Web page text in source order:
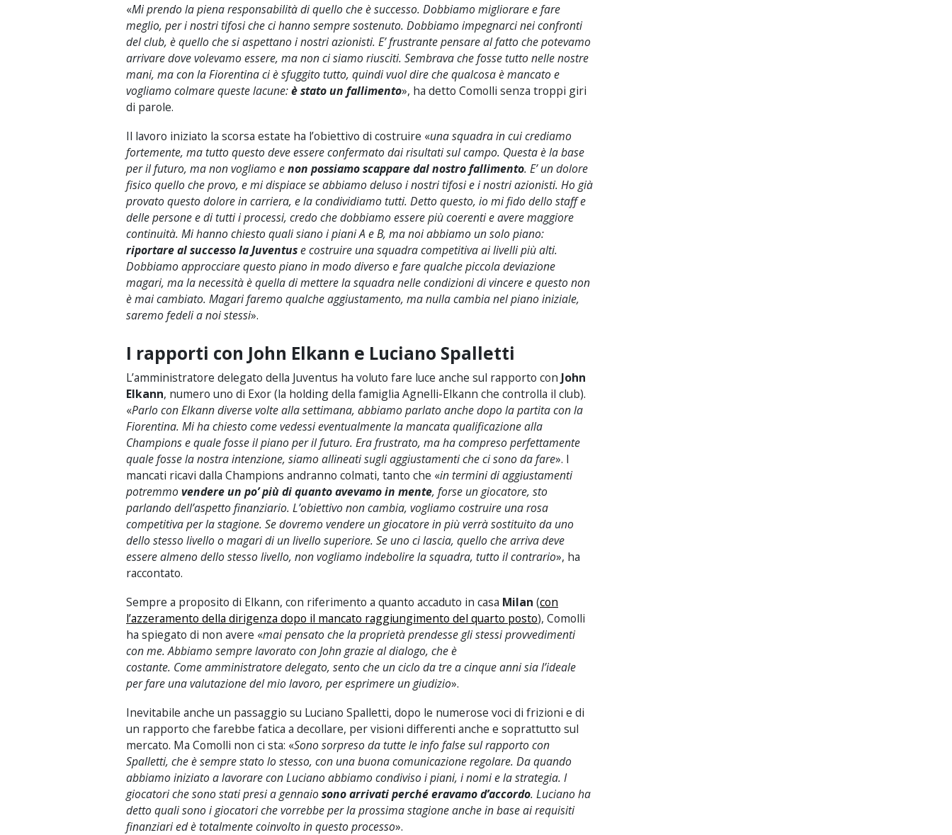
«Mi prendo la piena responsabilità di quello che è successo. Dobbiamo migliorare e fare
meglio, per i nostri tifosi che ci hanno sempre sostenuto. Dobbiamo impegnarci nei confronti
del club, è quello che si aspettano i nostri azionisti. E’ frustrante pensare al fatto che potevamo
arrivare dove volevamo essere, ma non ci siamo riusciti. Sembrava che fosse tutto nelle nostre
mani, ma con la Fiorentina ci è sfuggito tutto, quindi vuol dire che qualcosa è mancato e
vogliamo colmare queste lacune:è stato un fallimento», ha detto Comolli senza troppi giri
di parole.
Il lavoro iniziato la scorsa estate ha l’obiettivo di costruire «una squadra in cui crediamo
fortemente, ma tutto questo deve essere confermato dai risultati sul campo. Questa è la base
per il futuro, ma non vogliamo enon possiamo scappare dal nostro fallimento. E’ un dolore
fisico quello che provo, e mi dispiace se abbiamo deluso i nostri tifosi e i nostri azionisti. Ho già
provato questo dolore in carriera, e la condividiamo tutti. Detto questo, io mi fido dello staff e
delle persone e di tutti i processi, credo che dobbiamo essere più coerenti e avere maggiore
continuità. Mi hanno chiesto quali siano i piani A e B, ma noi abbiamo un solo piano:
riportare al successo la Juventuse costruire una squadra competitiva ai livelli più alti.
Dobbiamo approcciare questo piano in modo diverso e fare qualche piccola deviazione
magari, ma la necessità è quella di mettere la squadra nelle condizioni di vincere e questo non
è mai cambiato. Magari faremo qualche aggiustamento, ma nulla cambia nel piano iniziale,
saremo fedeli a noi stessi».
I rapporti con John Elkann e Luciano Spalletti
L’amministratore delegato della Juventus ha voluto fare luce anche sul rapporto con John
Elkann, numero uno di Exor (la holding della famiglia Agnelli-Elkann che controlla il club).
«Parlo con Elkann diverse volte alla settimana, abbiamo parlato anche dopo la partita con la
Fiorentina. Mi ha chiesto come vedessi eventualmente la mancata qualificazione alla
Champions e quale fosse il piano per il futuro. Era frustrato, ma ha compreso perfettamente
quale fosse la nostra intenzione, siamo allineati sugli aggiustamenti che ci sono da fare». I
mancati ricavi dalla Champions andranno colmati, tanto che «in termini di aggiustamenti
potremmo vendere un po’ più di quanto avevamo in mente, forse un giocatore, sto
parlando dell’aspetto finanziario. L’obiettivo non cambia, vogliamo costruire una rosa
competitiva per la stagione. Se dovremo vendere un giocatore in più verrà sostituito da uno
dello stesso livello o magari di un livello superiore. Se uno ci lascia, quello che arriva deve
essere almeno dello stesso livello, non vogliamo indebolire la squadra, tutto il contrario», ha
raccontato.
Sempre a proposito di Elkann, con riferimento a quanto accaduto in casa Milan (con
l’azzeramento della dirigenza dopo il mancato raggiungimento del quarto posto), Comolli
ha spiegato di non avere «mai pensato che la proprietà prendesse gli stessi provvedimenti
con me. Abbiamo sempre lavorato con John grazie al dialogo, che è
costante. Come amministratore delegato, sento che un ciclo da tre a cinque anni sia l’ideale
per fare una valutazione del mio lavoro, per esprimere un giudizio».
Inevitabile anche un passaggio su Luciano Spalletti, dopo le numerose voci di frizioni e di
un rapporto che farebbe fatica a decollare, per visioni differenti anche e soprattutto sul
mercato. Ma Comolli non ci sta: «Sono sorpreso da tutte le info false sul rapporto con
Spalletti, che è sempre stato lo stesso, con una buona comunicazione regolare. Da quando
abbiamo iniziato a lavorare con Luciano abbiamo condiviso i piani, i nomi e la strategia. I
giocatori che sono stati presi a gennaio sono arrivati perché eravamo d’accordo. Luciano ha
detto quali sono i giocatori che vorrebbe per la prossima stagione anche in base ai requisiti
finanziari ed è totalmente coinvolto in questo processo».